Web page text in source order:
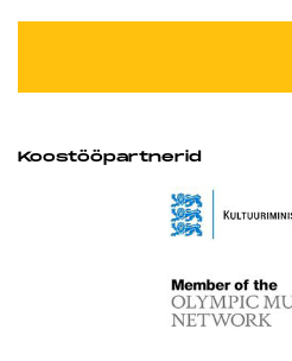
Koostööpartnerid